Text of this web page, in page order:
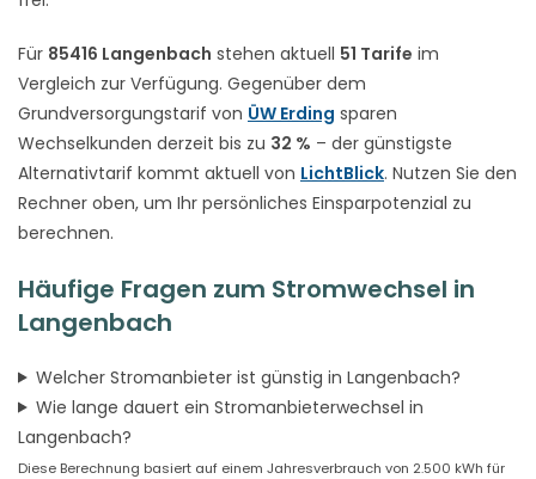
Für 85416 Langenbach stehen aktuell 51 Tarife im
Vergleich zur Verfügung. Gegenüber dem
Grundversorgungstarif von ÜW Erding sparen
Wechselkunden derzeit bis zu 32 % – der günstigste
Alternativtarif kommt aktuell von LichtBlick. Nutzen Sie den
Rechner oben, um Ihr persönliches Einsparpotenzial zu
berechnen.
Häufige Fragen zum Stromwechsel in
Langenbach
Welcher Stromanbieter ist günstig in Langenbach?
Wie lange dauert ein Stromanbieterwechsel in
Langenbach?
Diese Berechnung basiert auf einem Jahresverbrauch von 2.500 kWh für